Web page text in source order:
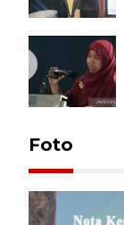
Foto